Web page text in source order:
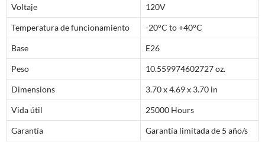
Voltaje 120V
Temperatura de funcionamiento -20°C to +40°C
Base E26
Peso 10.559974602727 oz.
Dimensions 3.70 x 4.69 x 3.70 in
Vida útil 25000 Hours
Garantía Garantía limitada de 5 año/s